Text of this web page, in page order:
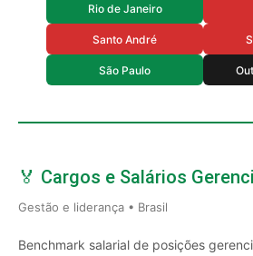
Rio de Janeiro
Santo André
São Paulo
🏅 Cargos e Salários
Gestão e liderança • Brasil
Benchmark salarial de posições